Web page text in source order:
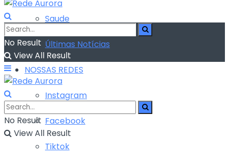
Saude
Últimas Notícias
NOSSAS REDES
Instagram
Facebook
Tiktok
No Result
View All Result
No Result
View All Result